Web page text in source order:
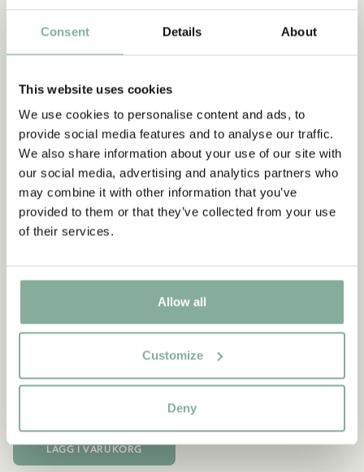
Consent Details About
This website uses cookies
We use cookies to personalise content and ads, to
provide social media features and to analyse our traffic.
We also share information about your use of our site with
our social media, advertising and analytics partners who
may combine it with other information that you’ve
provided to them or that they’ve collected from your use
of their services.
Allow all
Customize
Deny
219.00 SEK 99.00 SEK
Gul
PIPPI LÅNGSTRUMP
LÄGG I VARUKORG